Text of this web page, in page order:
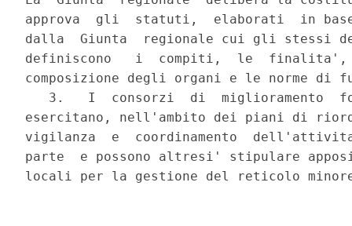
approva  gli  statuti,  elaborati  in
dalla  Giunta  regionale cui gli stessi
definiscono   i  compiti,  le
composizione degli organi e le norme di
3.   I  consorzi  di  miglioramento
esercitano, nell'ambito dei piani di
vigilanza  e  coordinamento
parte  e possono altresi' stipulare